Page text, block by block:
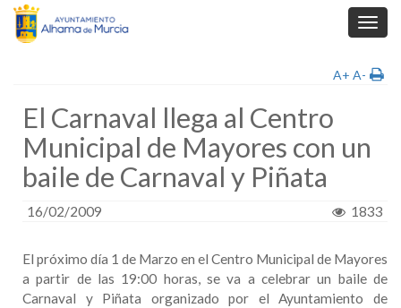
A+ A-
El Carnaval llega al Centro
Municipal de Mayores con un
baile de Carnaval y Piñata
16/02/2009 1833
El próximo día 1 de Marzo en el Centro Municipal de Mayores
a partir de las 19:00 horas, se va a celebrar un baile de
Carnaval y Piñata organizado por el Ayuntamiento de